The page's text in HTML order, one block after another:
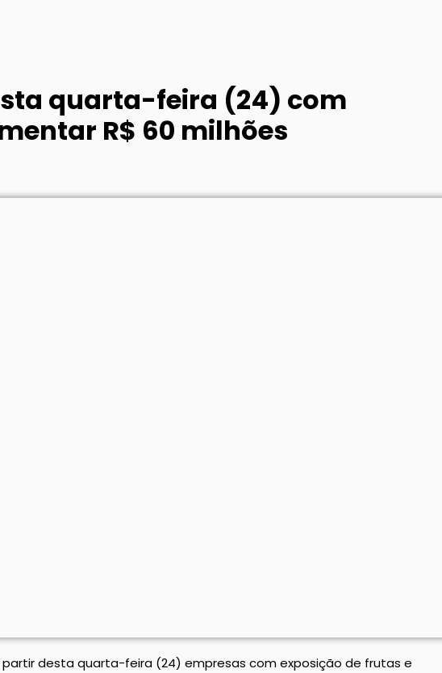
quarta-feira (24) com
R$ 60 milhões
partir desta quarta-feira (24) empresas com exposição de frutas e